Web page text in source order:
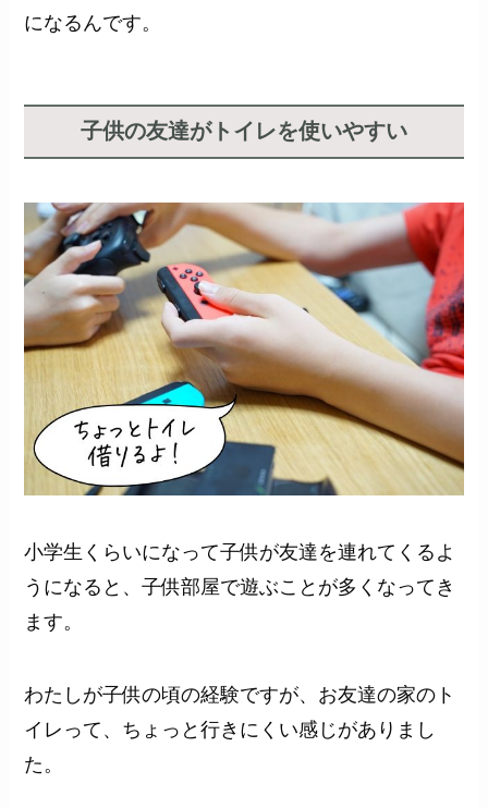
になるんです。
子供の友達がトイレを使いやすい
小学生くらいになって子供が友達を連れてくるよ
うになると、子供部屋で遊ぶことが多くなってき
ます。
わたしが子供の頃の経験ですが、お友達の家のト
イレって、ちょっと行きにくい感じがありまし
た。